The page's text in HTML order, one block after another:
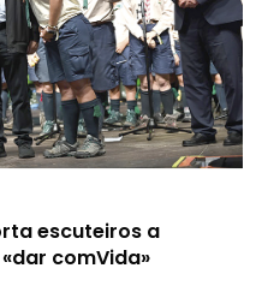
escuteiros a
comVida»